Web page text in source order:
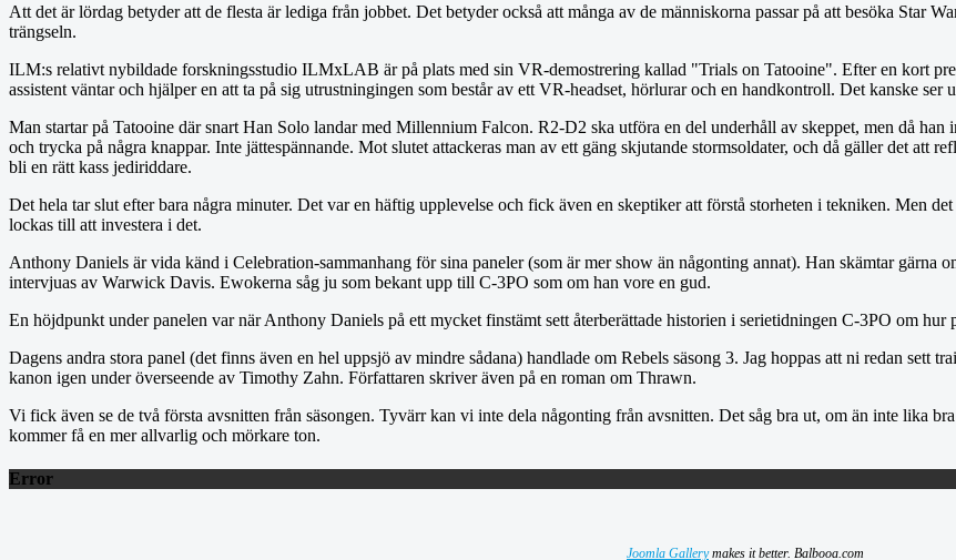
Att det är lördag betyder att de flesta är lediga från jobbet. Det betyder också att många av de människorna passar på att besöka Star
trängseln.
ILM:s relativt nybildade forskningsstudio ILMxLAB är på plats med sin VR-demostrering kallad "Trials on Tatooine". Efter en kort
assistent väntar och hjälper en att ta på sig utrustningingen som består av ett VR-headset, hörlurar och en handkontroll. Det kanske ser
Man startar på Tatooine där snart Han Solo landar med Millennium Falcon. R2-D2 ska utföra en del underhåll av skeppet, men då
och trycka på några knappar. Inte jättespännande. Mot slutet attackeras man av ett gäng skjutande stormsoldater, och då gäller det att
bli en rätt kass jediriddare.
Det hela tar slut efter bara några minuter. Det var en häftig upplevelse och fick även en skeptiker att förstå storheten i tekniken. Men
lockas till att investera i det.
Anthony Daniels är vida känd i Celebration-sammanhang för sina paneler (som är mer show än någonting annat). Han skämtar gärna
intervjuas av Warwick Davis. Ewokerna såg ju som bekant upp till C-3PO som om han vore en gud.
En höjdpunkt under panelen var när Anthony Daniels på ett mycket finstämt sett återberättade historien i serietidningen C-3PO om
Dagens andra stora panel (det finns även en hel uppsjö av mindre sådana) handlade om Rebels säsong 3. Jag hoppas att ni redan sett
kanon igen under överseende av Timothy Zahn. Författaren skriver även på en roman om Thrawn.
Vi fick även se de två första avsnitten från säsongen. Tyvärr kan vi inte dela någonting från avsnitten. Det såg bra ut, om än inte lika
kommer få en mer allvarlig och mörkare ton.
Error
Joomla Gallerymakes it better. Balbooa.com